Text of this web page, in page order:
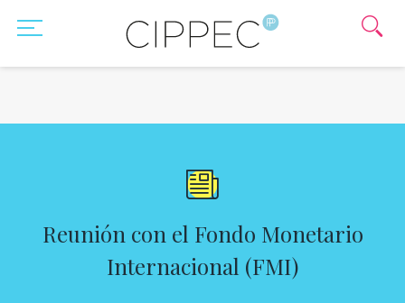
Reunión con el Fondo Monetario
Internacional (FMI)